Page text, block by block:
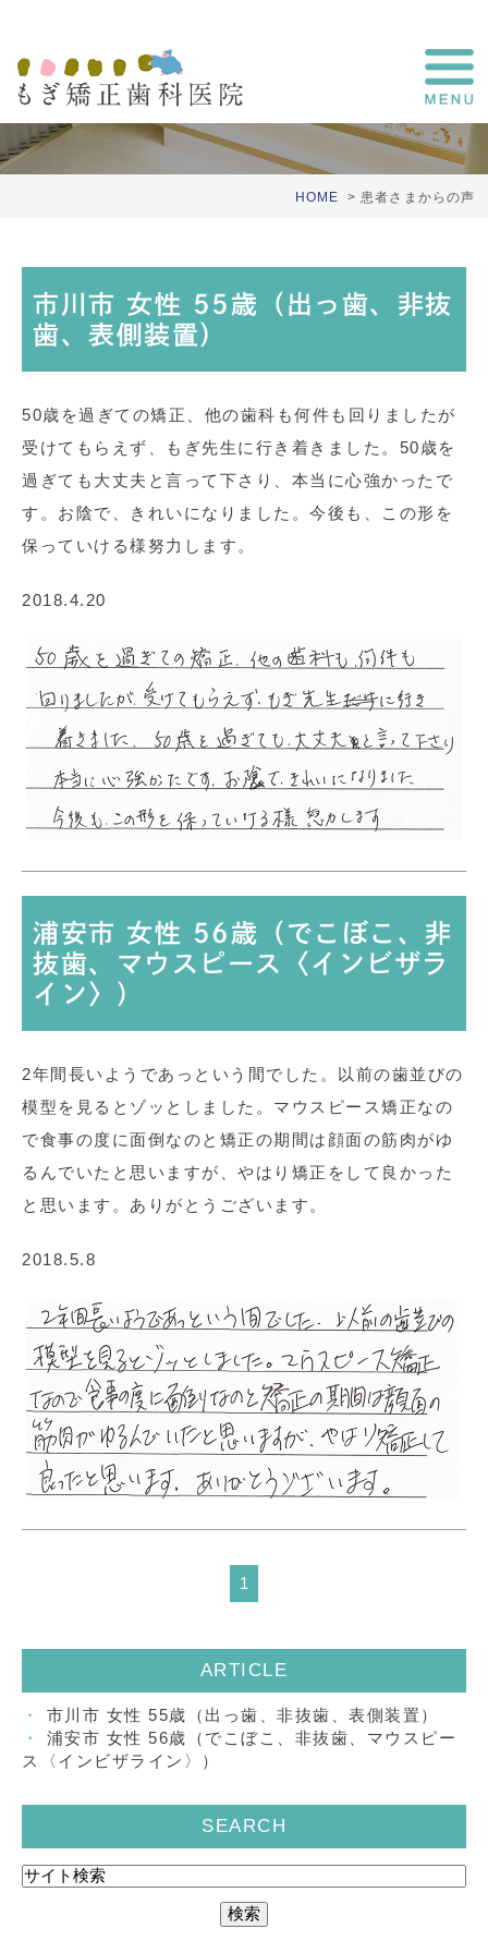
患者さまの声
HOME 患者さまからの声
市川市 女性 55歳（出っ歯、非抜
歯、表側装置）
50歳を過ぎての矯正、他の歯科も何件も回りましたが
受けてもらえず、もぎ先生に行き着きました。50歳を
過ぎても大丈夫と言って下さり、本当に心強かったで
す。お陰で、きれいになりました。今後も、この形を
保っていける様努力します。
2018.4.20
浦安市 女性 56歳（でこぼこ、非
抜歯、マウスピース〈インビザラ
イン〉）
2年間長いようであっという間でした。以前の歯並びの
模型を見るとゾッとしました。マウスピース矯正なの
で食事の度に面倒なのと矯正の期間は顔面の筋肉がゆ
るんでいたと思いますが、やはり矯正をして良かった
と思います。ありがとうございます。
2018.5.8
1
ARTICLE
市川市 女性 55歳（出っ歯、非抜歯、表側装置）
浦安市 女性 56歳（でこぼこ、非抜歯、マウスピー
ス〈インビザライン〉）
SEARCH